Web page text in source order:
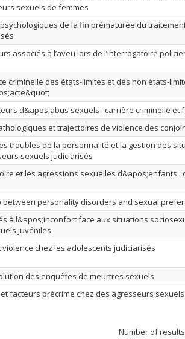
sexuels de femmes
de la fin prématurée du
associés à l’aveu lors de l’interrogatoire
criminelle des états-limites et des non états-
d&apos;abus sexuels : carrière criminelle et
et trajectoires de violence des
troubles de la personnalité et la gestion des
sexuels judiciarisés
et les agressions sexuelles d&apos;enfants :
between personality disorders and sexual
à l&apos;inconfort face aux situations
juvéniles
chez les adolescents judiciarisés
des enquêtes de meurtres sexuels
facteurs précrime chez des agresseurs
Number of